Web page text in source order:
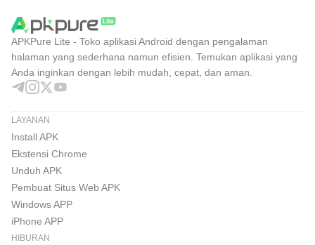
APKPure Lite - Toko aplikasi Android dengan pengalaman
halaman yang sederhana namun efisien. Temukan aplikasi yang
Anda inginkan dengan lebih mudah, cepat, dan aman.
LAYANAN
Install APK
Ekstensi Chrome
Unduh APK
Pembuat Situs Web APK
Windows APP
iPhone APP
HIBURAN